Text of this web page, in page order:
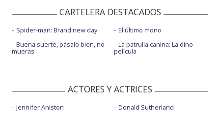
CARTELERA DESTACADOS
Spider-man: Brand new day
Buena suerte, pásalo bien, no
mueras
El último mono
La patrulla canina: La dino
película
ACTORES Y ACTRICES
Jennifer Aniston
Donald Sutherland